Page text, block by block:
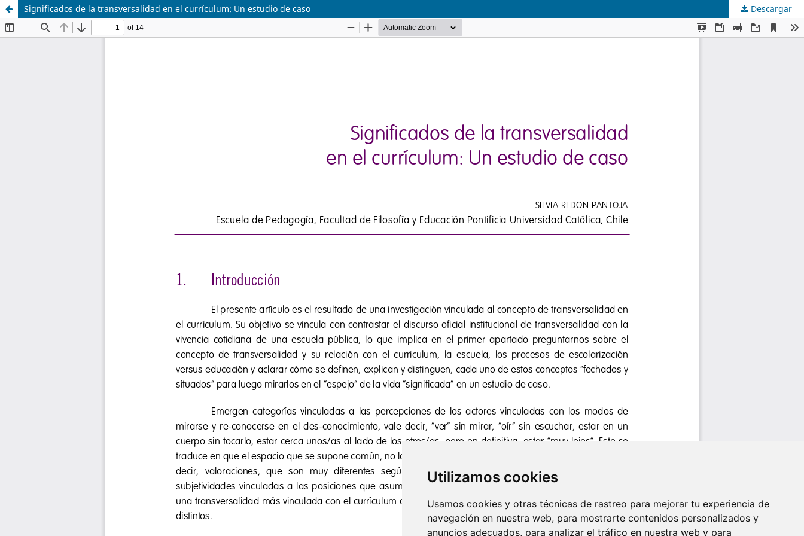
Utilizamos cookies
Usamos cookies y otras técnicas de rastreo para mejorar tu experiencia de
navegación en nuestra web, para mostrarte contenidos personalizados y
anuncios adecuados, para analizar el tráfico en nuestra web y para
Significados de la transversalidad en el currículum: Un estudio de caso Descargar